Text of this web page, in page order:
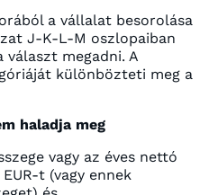
a vállalat besorolása
J-K-L-M oszlopaiban
megadni. A
különbözteti meg a
haladja meg
vagy az éves nettó
t (vagy ennek